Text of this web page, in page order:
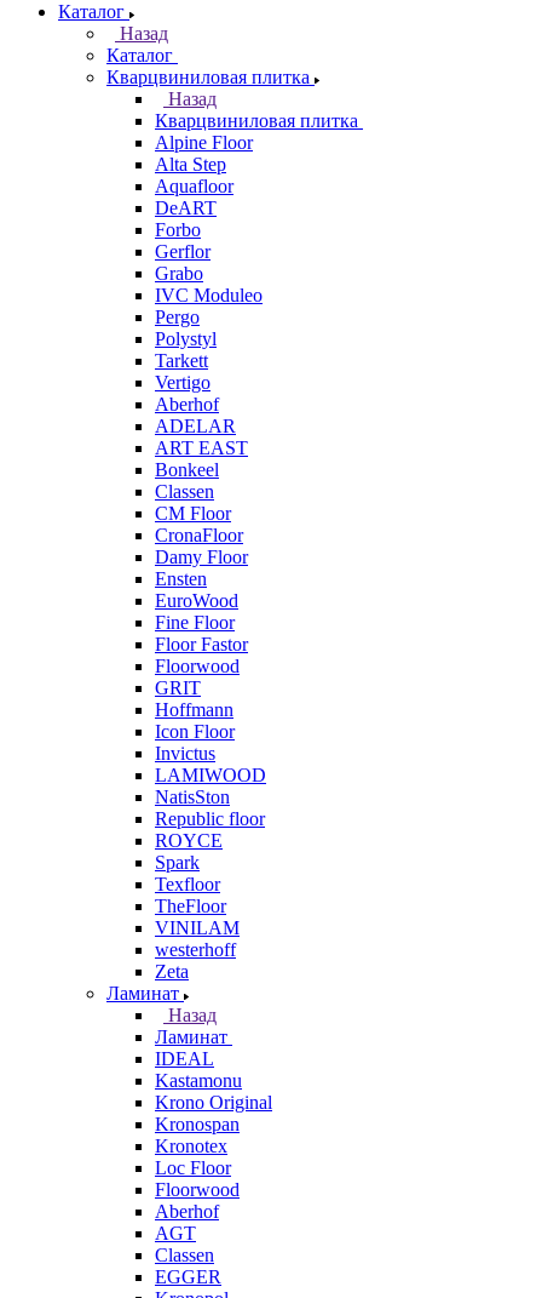
Каталог
Назад
Каталог
Кварцвиниловая плитка
Назад
Кварцвиниловая плитка
Alpine Floor
Alta Step
Aquafloor
DeART
Forbo
Gerflor
Grabo
IVC Moduleo
Pergo
Polystyl
Tarkett
Vertigo
Aberhof
ADELAR
ART EAST
Bonkeel
Classen
CM Floor
CronaFloor
Damy Floor
Ensten
EuroWood
Fine Floor
Floor Fastor
Floorwood
GRIT
Hoffmann
Icon Floor
Invictus
LAMIWOOD
NatisSton
Republic floor
ROYCE
Spark
Texfloor
TheFloor
VINILAM
westerhoff
Zeta
Ламинат
Назад
Ламинат
IDEAL
Kastamonu
Krono Original
Kronospan
Kronotex
Loc Floor
Floorwood
Aberhof
AGT
Classen
EGGER